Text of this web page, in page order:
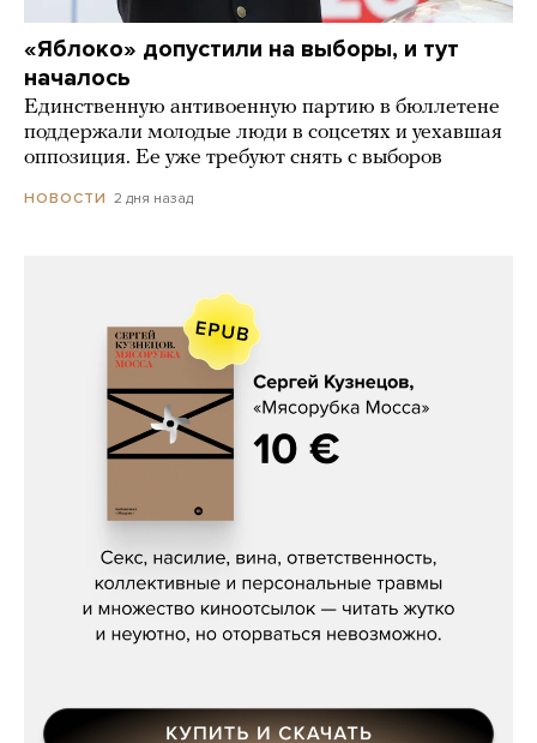
«Яблоко» допустили на выборы, и тут
началось
Единственную антивоенную партию в бюллетене
поддержали молодые люди в соцсетях и уехавшая
оппозиция. Ее уже требуют снять с выборов
НОВОСТИ 2 дня назад
Сергей Кузнецов, «Мясорубка